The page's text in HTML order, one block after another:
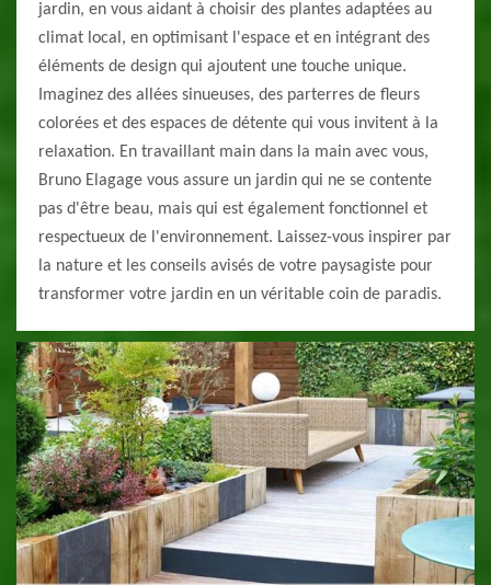
jardin, en vous aidant à choisir des plantes adaptées au
climat local, en optimisant l'espace et en intégrant des
éléments de design qui ajoutent une touche unique.
Imaginez des allées sinueuses, des parterres de fleurs
colorées et des espaces de détente qui vous invitent à la
relaxation. En travaillant main dans la main avec vous,
Bruno Elagage vous assure un jardin qui ne se contente
pas d'être beau, mais qui est également fonctionnel et
respectueux de l'environnement. Laissez-vous inspirer par
la nature et les conseils avisés de votre paysagiste pour
transformer votre jardin en un véritable coin de paradis.